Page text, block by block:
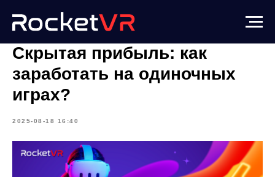
Скрытая прибыль: как
заработать на одиночных
играх?
2025-08-18 16:40